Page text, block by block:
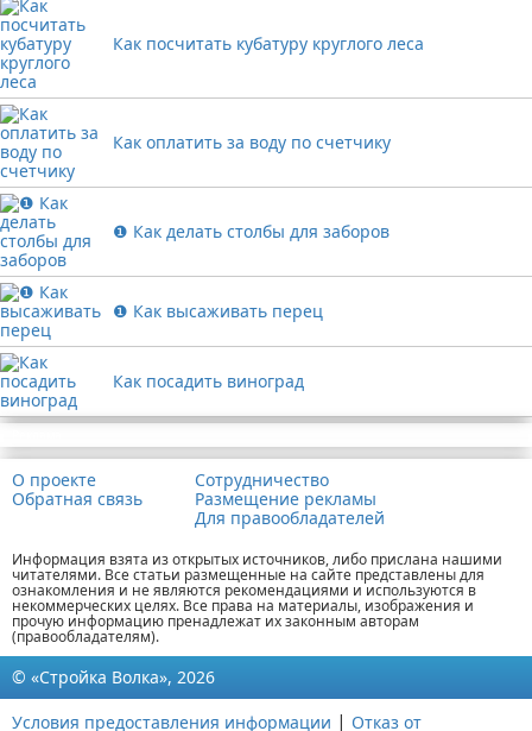
Как посчитать кубатуру круглого леса
Как оплатить за воду по счетчику
❶ Как делать столбы для заборов
❶ Как высаживать перец
Как посадить виноград
О проекте
Обратная связь
Сотрудничество
Размещение рекламы
Для правообладателей
Информация взята из открытых источников, либо прислана нашими
читателями. Все статьи размещенные на сайте представлены для
ознакомления и не являются рекомендациями и используются в
некоммерческих целях. Все права на материалы, изображения и
прочую информацию пренадлежат их законным авторам
(правообладателям).
© «Стройка Волка», 2026
Условия предоставления информации | Отказ от